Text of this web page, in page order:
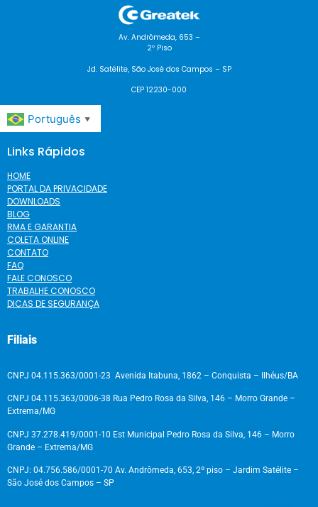
Av. Andrômeda, 653 –
2º Piso
Jd. Satélite, São José dos Campos – SP
CEP 12230-000
Português ▼
Links Rápidos
HOME
PORTAL DA PRIVACIDADE
DOWNLOADS
BLOG
RMA E GARANTIA
COLETA ONLINE
CONTATO
FAQ
FALE CONOSCO
TRABALHE CONOSCO
DICAS DE SEGURANÇA
Filiais
CNPJ 04.115.363/0001-23 Avenida Itabuna, 1862 – Conquista – Ilhéus/BA
CNPJ 04.115.363/0006-38 Rua Pedro Rosa da Silva, 146 – Morro Grande –
Extrema/MG
CNPJ 37.278.419/0001-10 Est Municipal Pedro Rosa da Silva, 146 – Morro
Grande – Extrema/MG
CNPJ: 04.756.586/0001-70 Av. Andrômeda, 653, 2º piso – Jardim Satélite –
São José dos Campos – SP